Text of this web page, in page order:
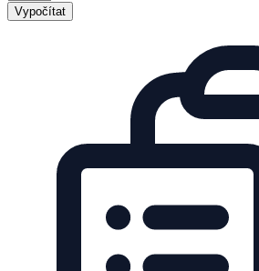
Vypočítat